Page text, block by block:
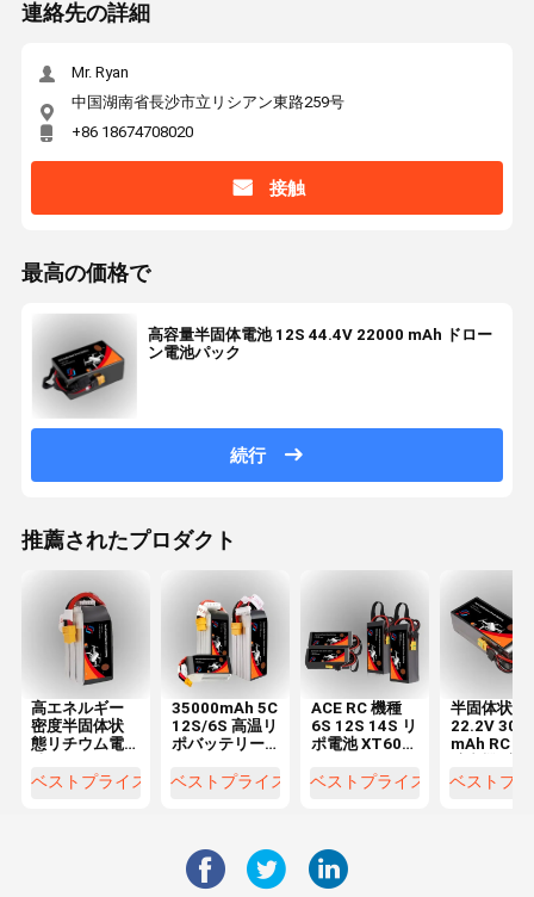
連絡先の詳細
Mr. Ryan
中国湖南省長沙市立リシアン東路259号
+86 18674708020
接触
最高の価格で
高容量半固体電池 12S 44.4V 22000 mAh ドロー
ン電池パック
続行
推薦されたプロダクト
高エネルギー
密度半固体状
態リチウム電
22000mAh,
ベストプライス
35000mAh 5C
12S/6S 高温リ
ポバッテリー
ローン,クワッ
ベストプライス
ACE RC 機種
6S 12S 14S リ
ポ電池 XT60
用
ベストプライス
半固体状態
22.2V
mAh RC 小
モデル
ベストプ